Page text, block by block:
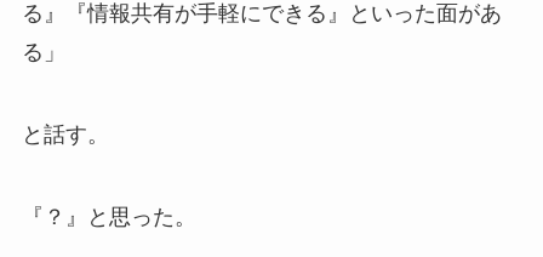
る』『情報共有が手軽にできる』といった面があ
る」
と話す。
『？』と思った。